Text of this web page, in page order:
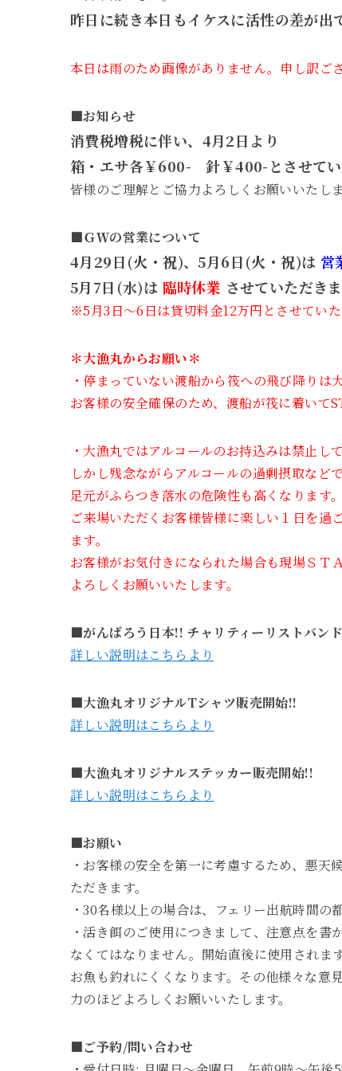
昨日に続き本日もイケスに活性の差が出
本日は雨のため画像がありません。申し訳ご
■お知らせ
消費税増税に伴い、4月2日より
箱・エサ各￥600- 針￥400-とさせてい
皆様のご理解とご協力よろしくお願いいたしま
■ＧＷの営業について
4月29日(火・祝)、5月6日(火・祝)は 営
5月7日(水)は 臨時休業 させていただきま
※5月3日～6日は貸切料金12万円とさせていた
＊大漁丸からお願い＊
・停まっていない渡船から筏への飛び降りは
お客様の安全確保のため、渡船が筏に着いて
・大漁丸ではアルコールのお持込みは禁止し
しかし残念ながらアルコールの過剰摂取など
足元がふらつき落水の危険性も高くなります。
ご来場いただくお客様皆様に楽しい１日を過
ます。
お客様がお気付きになられた場合も現場ＳＴ
よろしくお願いいたします。
■がんばろう日本!! チャリティーリストバン
詳しい説明はこちらより
■大漁丸オリジナルTシャツ販売開始!!
詳しい説明はこちらより
■大漁丸オリジナルステッカー販売開始!!
詳しい説明はこちらより
■お願い
・お客様の安全を第一に考慮するため、悪
ただきます。
・30名様以上の場合は、フェリー出航時間の
・活き餌のご使用につきまして、注意点を
なくてはなりません。開始直後に使用されま
お魚も釣れにくくなります。その他様々な意
力のほどよろしくお願いいたします。
■ご予約/問い合わせ